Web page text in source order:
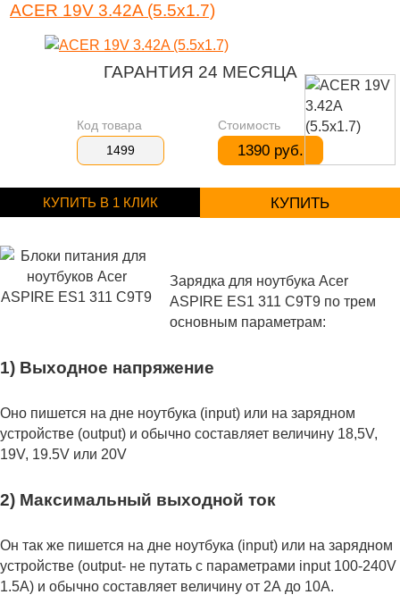
ACER 19V 3.42A (5.5x1.7)
ГАРАНТИЯ 24 МЕСЯЦА
Код товара
1499
Стоимость
1390 руб.
КУПИТЬ В 1 КЛИК КУПИТЬ
Зарядка для ноутбука Acer
ASPIRE ES1 311 C9T9 по трем
основным параметрам:
1) Выходное напряжение
Оно пишется на дне ноутбука (input) или на зарядном
устройстве (output) и обычно составляет величину 18,5V,
19V, 19.5V или 20V
2) Максимальный выходной ток
Он так же пишется на дне ноутбука (input) или на зарядном
устройстве (output- не путать с параметрами input 100-240V
1.5A) и обычно составляет величину от 2А до 10A.